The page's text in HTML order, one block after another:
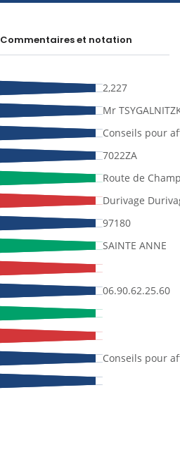
Commentaires et notation
2,227
Mr
Conseils pour
7022ZA
Route de
Durivage
97180
SAINTE ANNE
06.90.62.25.60
Conseils pour